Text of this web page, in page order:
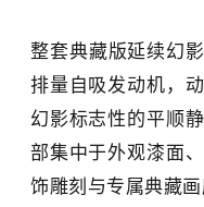
整套典藏版延续幻
排量自吸发动机，
幻影标志性的平顺
部集中于外观漆面
饰雕刻与专属典藏画